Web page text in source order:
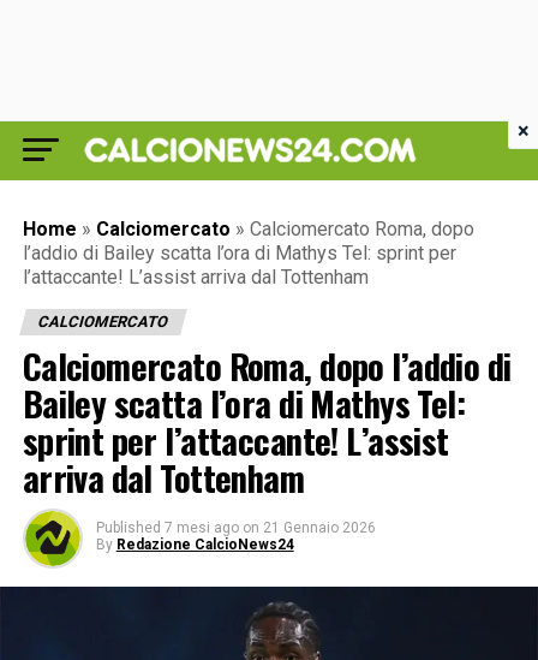
Home » Calciomercato » Calciomercato Roma, dopo
l’addio di Bailey scatta l’ora di Mathys Tel: sprint per
l’attaccante! L’assist arriva dal Tottenham
CALCIOMERCATO
Calciomercato Roma, dopo l’addio di
Bailey scatta l’ora di Mathys Tel:
sprint per l’attaccante! L’assist
arriva dal Tottenham
Published 7 mesi ago on 21 Gennaio 2026
By Redazione CalcioNews24
×